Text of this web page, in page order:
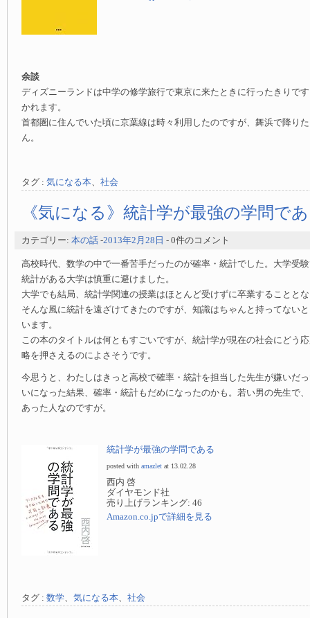
余談
ディズニーランドは中学の修学旅行で東京に来たときに行ったきりで
かれます。
首都圏に住んでいた頃に京葉線は時々利用したのですが、舞浜で降り
ん。
タグ : 気になる本、 社会
《気になる》統計学が最強の学問で
カテゴリー: 本の話 -2013年2月28日 - 0件のコメント
高校時代、数学の中で一番苦手だったのが確率・統計でした。大学受
統計がある大学は慎重に避けました。
大学でも結局、統計学関連の授業はほとんど受けずに卒業することと
そんな風に統計を遠ざけてきたのですが、知識はちゃんと持ってない
います。
この本のタイトルは何ともすごいですが、統計学が現在の社会にどう
略を押さえるのによさそうです。
今思うと、わたしはきっと高校で確率・統計を担当した先生が嫌いだ
いになった結果、確率・統計もだめになったのかも。若い男の先生で
あった人なのですが。
統計学が最強の学問である
posted with amazlet at 13.02.28
西内 啓
ダイヤモンド社
売り上げランキング: 46
Amazon.co.jpで詳細を見る
タグ : 数学、 気になる本、 社会